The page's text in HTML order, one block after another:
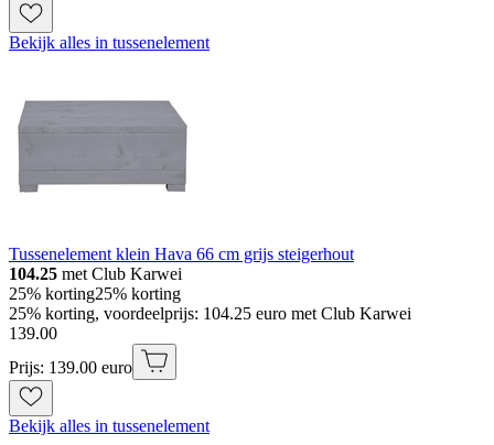
Bekijk alles in tussenelement
Tussenelement klein Hava 66 cm grijs steigerhout
104.25 met Club Karwei
25% korting25% korting
25% korting, voordeelprijs: 104.25 euro met Club Karwei
139.00
Prijs: 139.00 euro
Bekijk alles in tussenelement